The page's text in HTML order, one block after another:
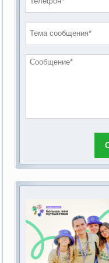
обсуждению
основах
2019 год
2018 год